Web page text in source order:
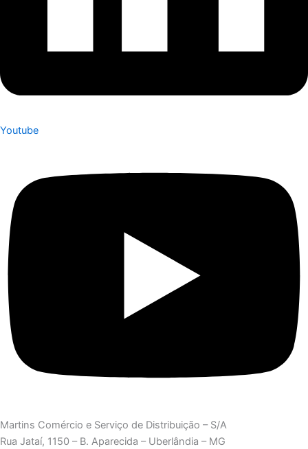
Youtube
Martins Comércio e Serviço de Distribuição – S/A
Rua Jataí, 1150 – B. Aparecida – Uberlândia – MG